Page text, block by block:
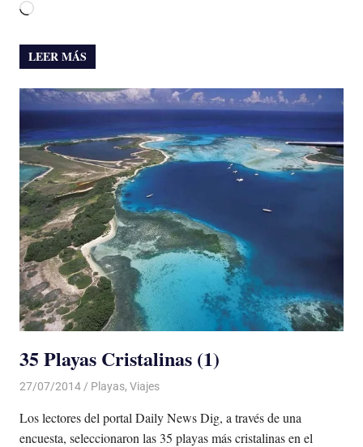
Cargando...
LEER MÁS
35 Playas Cristalinas (1)
27/07/2014 Luis Castellanos
Playas, Viajes
Los lectores del portal Daily News Dig, a través de una
encuesta, seleccionaron las 35 playas más cristalinas en el